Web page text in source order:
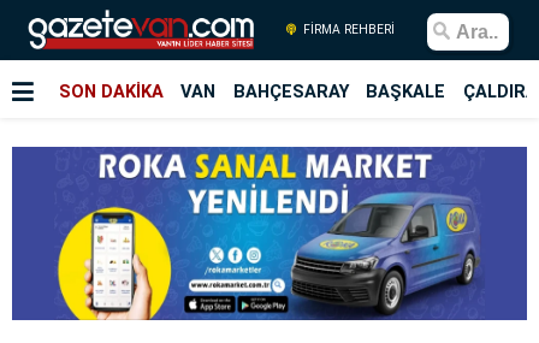
FİRMA REHBERİ
SON DAKİKA VAN BAHÇESARAY BAŞKALE